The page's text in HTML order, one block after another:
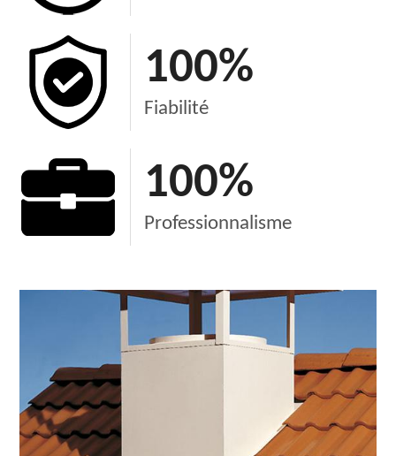
100%
Fiabilité
100%
Professionnalisme